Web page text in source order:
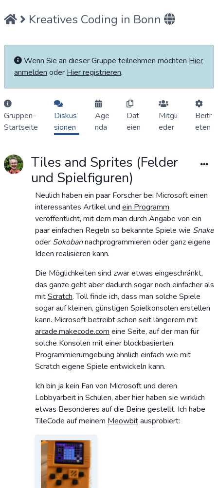
Kreatives Coding in Bonn
Wenn Sie an dieser Gruppe teilnehmen möchten Hier
anmelden oder Hier registrieren.
Gruppen-
Startseite
Diskus
sionen
Age
nda
Dat
eien
Mitgli
eder
Beitr
eten
Tiles and Sprites (Felder
und Spielfiguren)
Neulich haben ein paar Forscher bei Microsoft einen
interessantes Artikel und ein Programm
veröffentlicht, mit dem man durch Angabe von ein
paar einfachen Regeln so bekannte Spiele wie Snake
oder Sokobannachprogrammieren oder ganz eigene
Ideen realisieren kann.
Die Möglichkeiten sind zwar etwas eingeschränkt,
das ganze geht aber dadurch sogar noch einfacher als
mitScratch. Toll finde ich, dass man solche Spiele
sogar auf kleinen, günstigen Spielkonsolen erstellen
kann. Microsoft betreibt schon seit längerem mit
arcade.makecode.com eine Seite, auf der man für
solche Konsolen mit einer blockbasierten
Programmierumgebung ähnlich einfach wie mit
Scratch eigene Spiele entwickeln kann.
Ich bin ja kein Fan von Microsoft und deren
Lobbyarbeit in Schulen, aber hier haben sie wirklich
etwas Besonderes auf die Beine gestellt. Ich habe
TileCode auf meinem Meowbitausprobiert: